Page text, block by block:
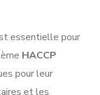
essentielle pour
HACCP
pour leur
et les